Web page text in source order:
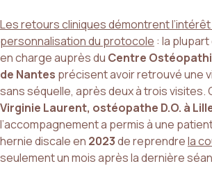
Les retours cliniques démontrent l’intérêt
personnalisation du protocole : la
en charge auprès du Centre
de Nantes précisent avoir retrouvé une
sans séquelle, après deux à trois visites.
Virginie Laurent, ostéopathe D.O. à
l’accompagnement a permis à une
hernie discale en 2023de reprendrela
seulement un mois après la dernière